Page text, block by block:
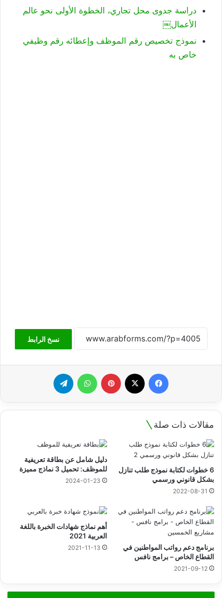
دراسة جدوى محل تجاري، الخطوة الأولى نحو عالم
الأعمال￼
نموذج تخصيص رقم الموظف وإعطائه رقم وظيفي
خاص به
نسخ الرابط
فيسبوك بينتيريست واتساب
مقالات ذات صلة
6 خطوات لكتابة نموذج طلب تنازل
بشكل قانوني ورسمي
2022-08-31
دليل شامل عن بطاقة تعريفية
للموظف: تحميل 3 نماذج مميزة
2024-01-23
برنامج دعم رواتب المواطنين في
القطاع الخاص – برامج نافس
2021-09-12
أهم نماذج شهادات الخبرة باللغة
العربية 2021
2021-11-13